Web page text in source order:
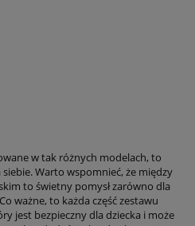
w tak różnych modelach, to
Warto wspomnieć, że między
to świetny pomysł zarówno dla
ważne, to każda część zestawu
jest bezpieczny dla dziecka i może